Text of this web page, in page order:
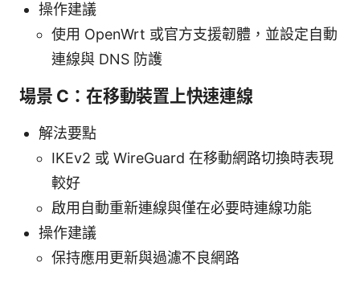
操作建議
使用 OpenWrt 或官方支援韌體，並設定自動
連線與 DNS 防護
場景 C：在移動裝置上快速連線
解法要點
IKEv2 或 WireGuard 在移動網路切換時表現
較好
啟用自動重新連線與僅在必要時連線功能
操作建議
保持應用更新與過濾不良網路